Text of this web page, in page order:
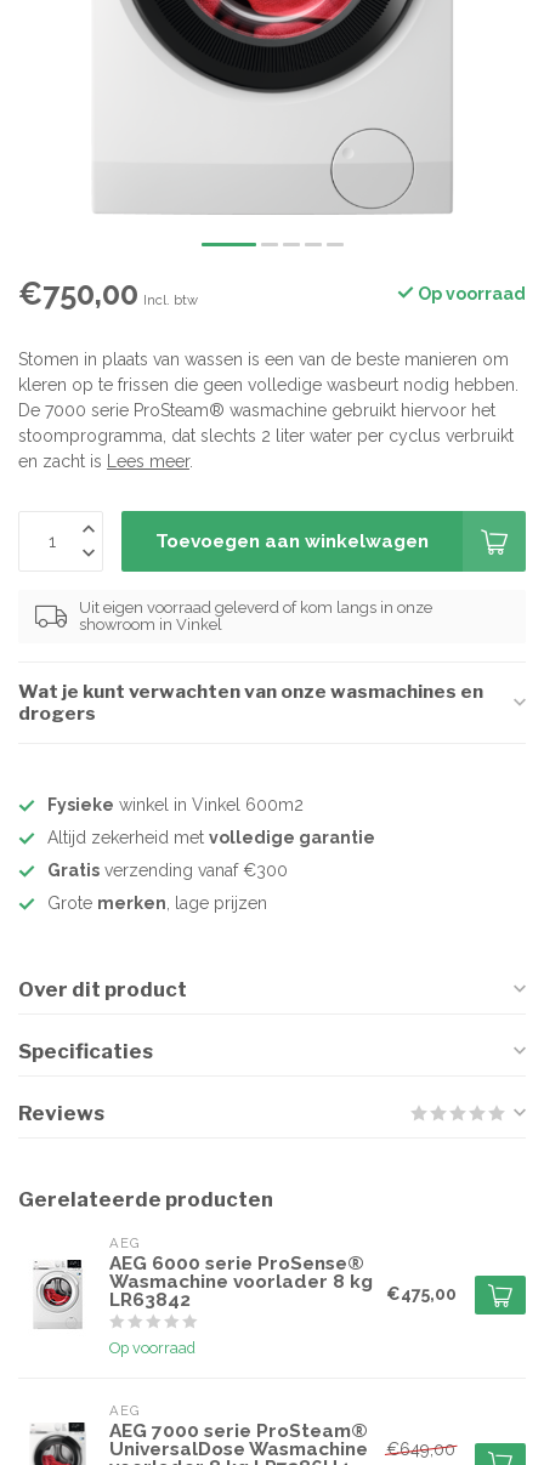
€750,00 Incl. btw Op voorraad
Stomen in plaats van wassen is een van de beste manieren om
kleren op te frissen die geen volledige wasbeurt nodig hebben.
De 7000 serie ProSteam® wasmachine gebruikt hiervoor het
stoomprogramma, dat slechts 2 liter water per cyclus verbruikt
en zacht is Lees meer.
Toevoegen aan winkelwagen
Uit eigen voorraad geleverd of kom langs in onze
showroom in Vinkel
Wat je kunt verwachten van onze wasmachines en
drogers
Fysieke winkel in Vinkel 600m2
Altijd zekerheid met volledige garantie
Gratis verzending vanaf €300
Grote merken, lage prijzen
Over dit product
Specificaties
Reviews
Gerelateerde producten
AEG
AEG 6000 serie ProSense®
Wasmachine voorlader 8 kg
LR63842
Op voorraad
€475,00
AEG
AEG 7000 serie ProSteam®
UniversalDose Wasmachine
€649,00